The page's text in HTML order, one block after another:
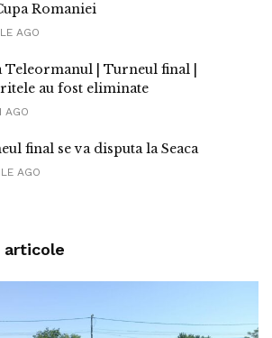
Romaniei
AGO
Teleormanul | Turneul final |
au fost eliminate
final se va disputa la Seaca
AGO